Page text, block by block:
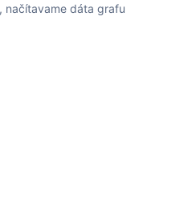
načítavame dáta grafu